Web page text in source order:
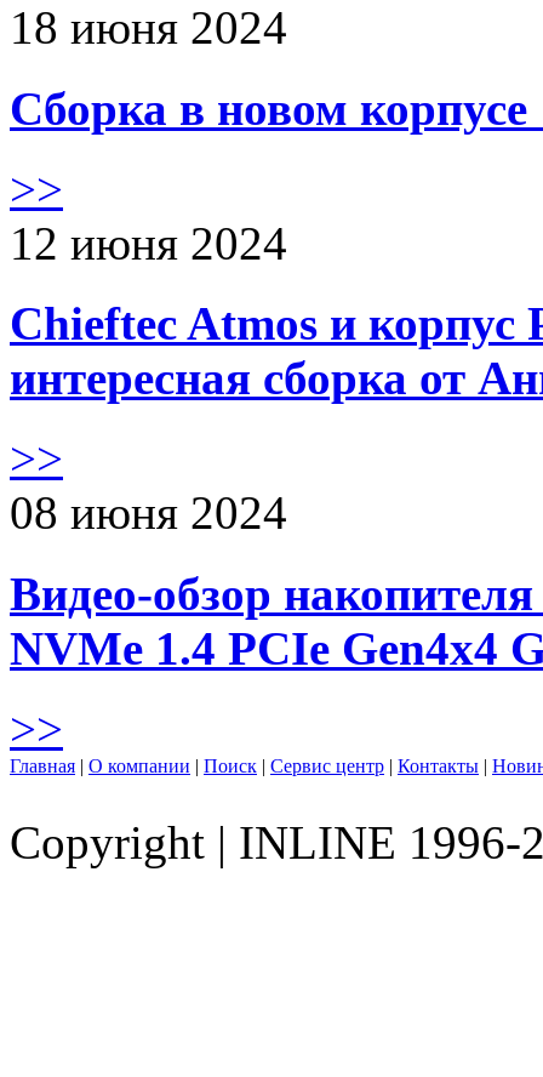
18 июня 2024
Сборка в новом
>>
12 июня 2024
Chieftec Atmos и корпус
интересная сборка от
>>
08 июня 2024
Видео-обзор
NVMe 1.4 PCIe Gen4х4
>>
Главная | О компании | Поиск | Сервис центр | Контакты |
Copyright | INLINE 1996-